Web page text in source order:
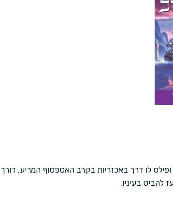
לו דרך באכזריות בקרב האספסוף המריע, דורך
להביט בעיניו.